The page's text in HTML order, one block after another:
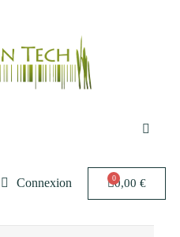
Connexion 0,00 €